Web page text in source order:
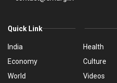
Quick Link
India
Economy
World
Health
Culture
Videos